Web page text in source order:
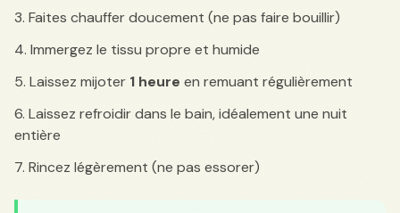
Faites chauffer doucement (ne pas faire bouillir)
Immergez le tissu propre et humide
Laissez mijoter 1 heure en remuant régulièrement
Laissez refroidir dans le bain, idéalement une nuit
entière
Rincez légèrement (ne pas essorer)